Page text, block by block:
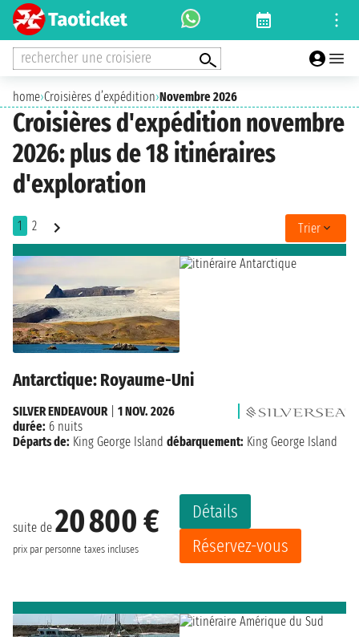
rechercher une croisiere
home›Croisières d’expédition›Novembre 2026
Croisières d'expédition novembre
2026: plus de 18 itinéraires
d'exploration
1 2 Trier
Antarctique: Royaume-Uni
suite de 20 800 €
prix par personne taxes incluses
Détails
Réservez-vous
SILVER ENDEAVOUR| 1 NOV. 2026
durée: 6 nuits
Départs de: King George Island débarquement: King George Island